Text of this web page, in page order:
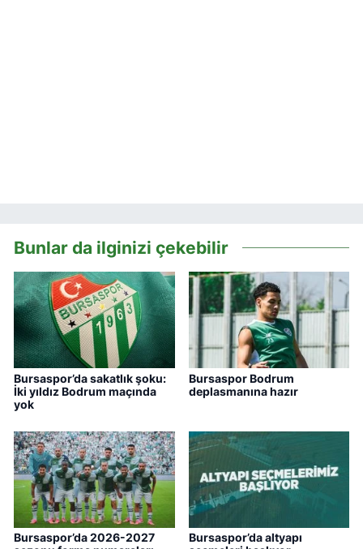
Bunlar da ilginizi çekebilir
Bursaspor’da sakatlık şoku:
İki yıldız Bodrum maçında
yok
Bursaspor Bodrum
deplasmanına hazır
Bursaspor’da 2026-2027
Bursaspor’da altyapı